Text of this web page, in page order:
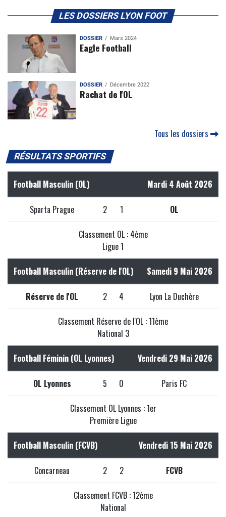
LES DOSSIERS LYON FOOT
DOSSIER Mars 2024
Eagle Football
DOSSIER Décembre 2022
Rachat de l'OL
Tous les dossiers
RÉSULTATS SPORTIFS
Football Masculin (OL) Mardi 4 Août 2026
Sparta Prague 2 1 OL
Classement OL : 4ème
Ligue 1
Football Masculin (Réserve de l'OL) Samedi 9 Mai 2026
Réserve de l'OL 2 4 Lyon La Duchère
Classement Réserve de l'OL : 11ème
National 3
Football Féminin (OL Lyonnes) Vendredi 29 Mai 2026
OL Lyonnes 5 0 Paris FC
Classement OL Lyonnes : 1er
Première Ligue
Football Masculin (FCVB) Vendredi 15 Mai 2026
Concarneau 2 2 FCVB
Classement FCVB : 12ème
National